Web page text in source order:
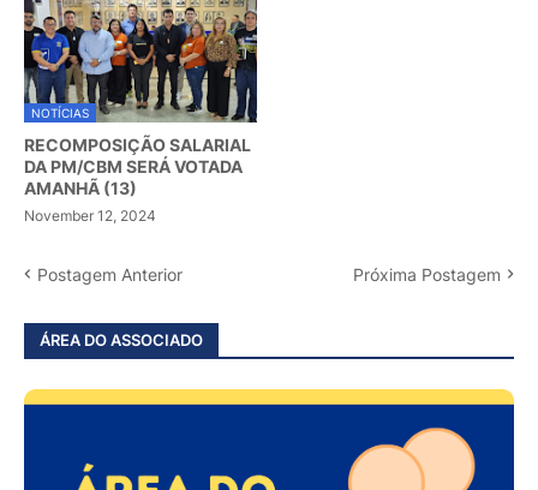
NOTÍCIAS
RECOMPOSIÇÃO SALARIAL
DA PM/CBM SERÁ VOTADA
AMANHÃ (13)
November 12, 2024
Postagem Anterior Próxima Postagem
ÁREA DO ASSOCIADO